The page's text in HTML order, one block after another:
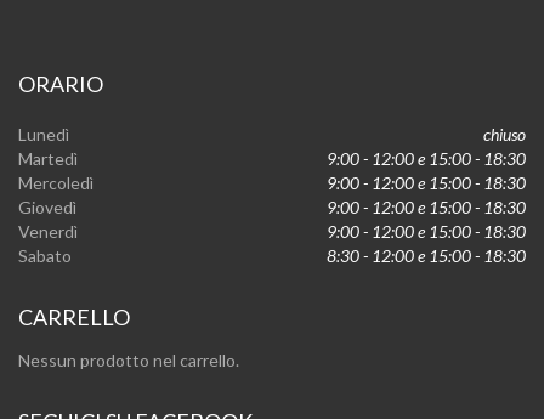
ORARIO
Lunedì
chiuso
Martedì
9:00 - 12:00 e 15:00 - 18:30
Mercoledì
9:00 - 12:00 e 15:00 - 18:30
Giovedì
9:00 - 12:00 e 15:00 - 18:30
Venerdì
9:00 - 12:00 e 15:00 - 18:30
Sabato
8:30 - 12:00 e 15:00 - 18:30
CARRELLO
Nessun prodotto nel carrello.